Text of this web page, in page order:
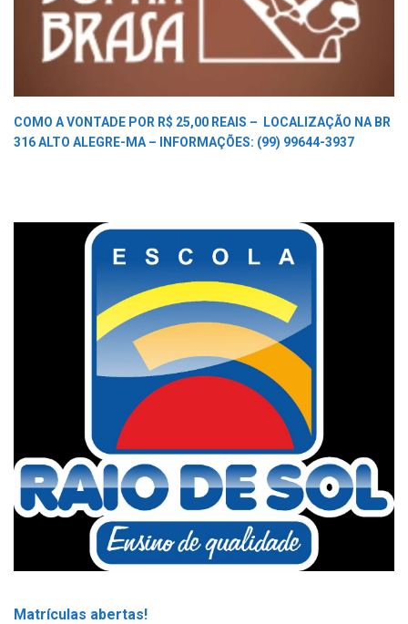
COMO A VONTADE POR R$ 25,00 REAIS –
LOCALIZAÇÃO NA BR
316 ALTO ALEGRE-MA –
INFORMAÇÕES: (99) 99644-3937
Matrículas abertas!